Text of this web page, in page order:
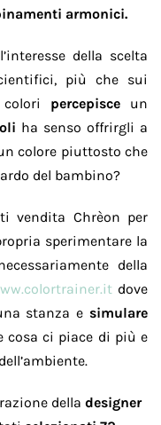
armonici.
della scelta
più che sui
percepisceun
ha senso offrirgli a
colore piuttosto che
del bambino?
vendita Chrèon per
sperimentare la
della
dove
stanza e simulare
cosa ci piace di più e
della designer